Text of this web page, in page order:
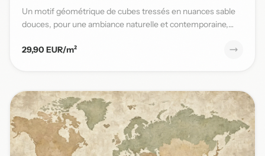
Un motif géométrique de cubes tressés en nuances sable
douces, pour une ambiance naturelle et contemporaine,
29,90 EUR/m²